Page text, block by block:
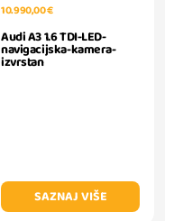
10.990,00 €
Audi A3 1.6 TDI-LED-
navigacijska-kamera-
izvrstan
SAZNAJ VIŠE